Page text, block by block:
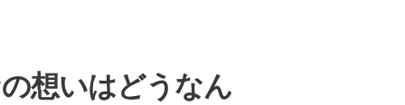
想いはどうなん